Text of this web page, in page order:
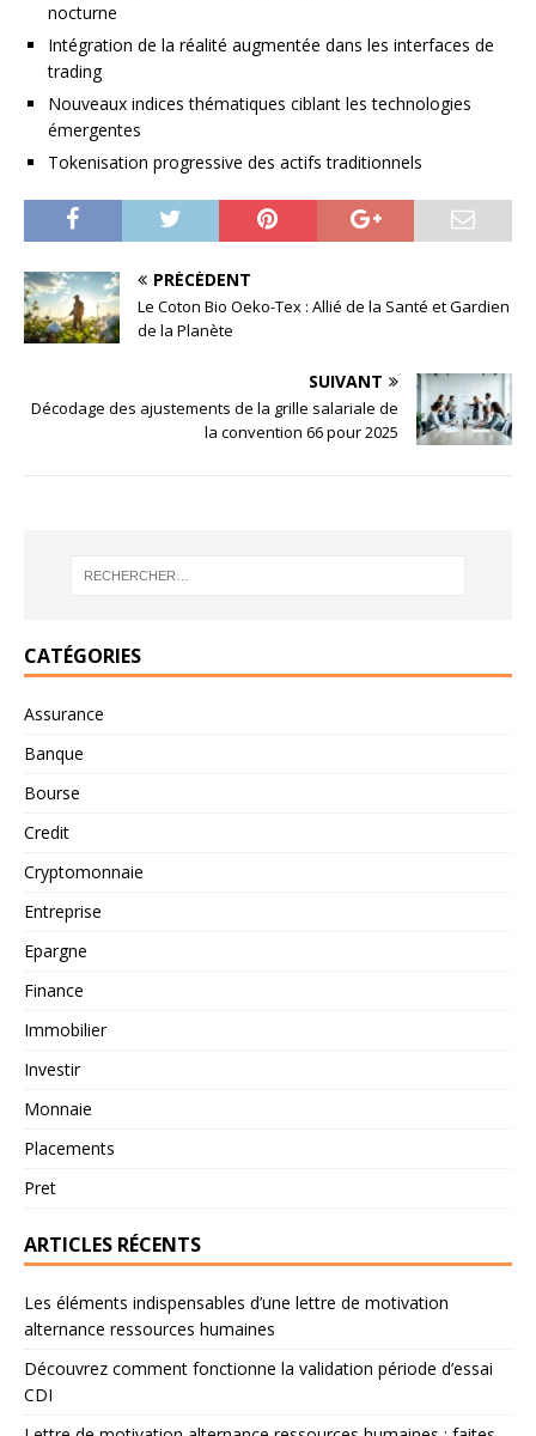
nocturne
Intégration de la réalité augmentée dans les interfaces de
trading
Nouveaux indices thématiques ciblant les technologies
émergentes
Tokenisation progressive des actifs traditionnels
PRÉCÉDENT
Le Coton Bio Oeko-Tex : Allié de la Santé et Gardien
de la Planète
SUIVANT
Décodage des ajustements de la grille salariale de
la convention 66 pour 2025
CATÉGORIES
Assurance
Banque
Bourse
Credit
Cryptomonnaie
Entreprise
Epargne
Finance
Immobilier
Investir
Monnaie
Placements
Pret
ARTICLES RÉCENTS
Les éléments indispensables d’une lettre de motivation
alternance ressources humaines
Découvrez comment fonctionne la validation période d’essai
CDI